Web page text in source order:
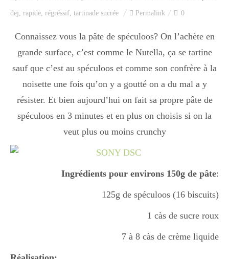
dej, rapide, régréssif, tartinade sucrée Permalink 0
Connaissez vous la pâte de spéculoos? On l’achète en
grande surface, c’est comme le Nutella, ça se tartine
sauf que c’est au spéculoos et comme son confrère à la
noisette une fois qu’on y a goutté on a du mal a y
résister. Et bien aujourd’hui on fait sa propre pâte de
spéculoos en 3 minutes et en plus on choisis si on la
veut plus ou moins crunchy
Ingrédients pour environs 150g de pâte:
125g de spéculoos (16 biscuits)
1 càs de sucre roux
7 à 8 càs de crème liquide